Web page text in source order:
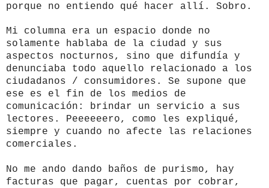
porque no entiendo qué hacer allí. Sobro.
Mi columna era un espacio donde no
solamente hablaba de la ciudad y sus
aspectos nocturnos, sino que difundía y
denunciaba todo aquello relacionado a los
ciudadanos / consumidores. Se supone que
ese es el fin de los medios de
comunicación: brindar un servicio a sus
lectores. Peeeeeero, como les expliqué,
siempre y cuando no afecte las relaciones
comerciales.
No me ando dando baños de purismo, hay
facturas que pagar, cuentas por cobrar,